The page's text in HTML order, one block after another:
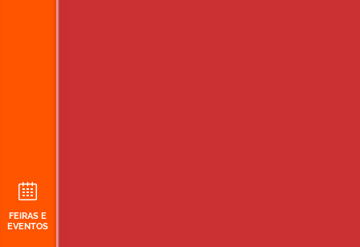
FEIRAS E
EVENTOS